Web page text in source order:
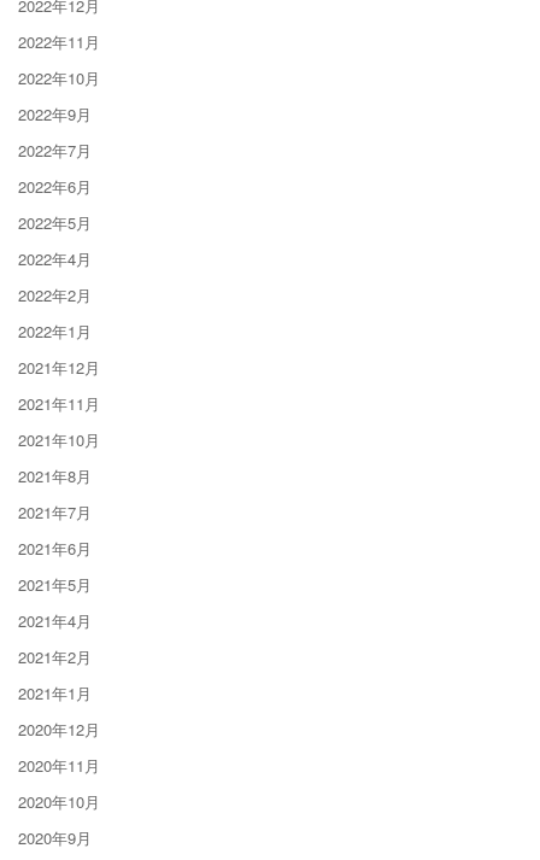
2022年12月
2022年11月
2022年10月
2022年9月
2022年7月
2022年6月
2022年5月
2022年4月
2022年2月
2022年1月
2021年12月
2021年11月
2021年10月
2021年8月
2021年7月
2021年6月
2021年5月
2021年4月
2021年2月
2021年1月
2020年12月
2020年11月
2020年10月
2020年9月